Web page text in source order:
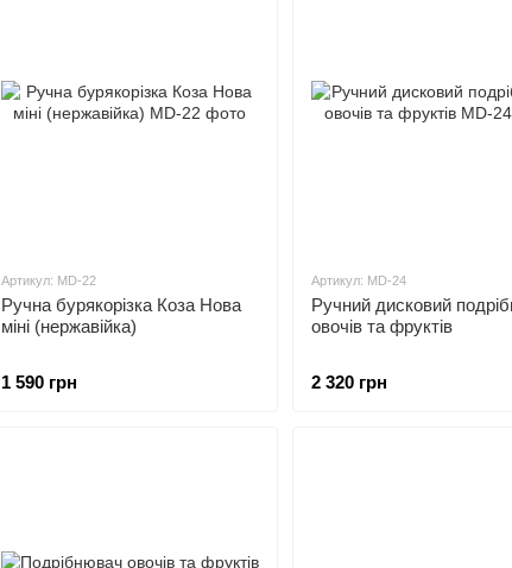
Артикул: MD-22
Ручна бурякорізка Коза Нова
міні (нержавійка)
1 590 грн
Артикул: MD-24
Ручний дисковий
овочів та фруктів
2 320 грн